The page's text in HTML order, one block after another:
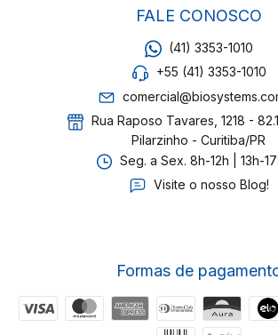
FALE CONOSCO
(41) 3353-1010
+55 (41) 3353-1010
Rua Raposo Tavares, 1218 -
Pilarzinho - Curitiba/PR
Seg. a Sex. 8h-12h | 13h-
Visite o nosso Blog!
Formas de